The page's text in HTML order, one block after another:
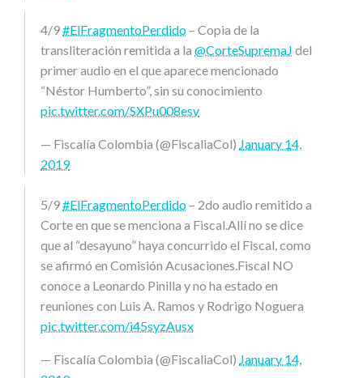
4/9#ElFragmentoPerdido – Copia de la
transliteración remitida a la @CorteSupremaJ del
primer audio en el que aparece mencionado
“Néstor Humberto”, sin su conocimiento
pic.twitter.com/SXPu008esv
— Fiscalía Colombia (@FiscaliaCol) January 14,
2019
5/9#ElFragmentoPerdido – 2do audio remitido a
Corte en que se menciona a Fiscal.Allí no se dice
que al “desayuno” haya concurrido el Fiscal, como
se afirmó en Comisión Acusaciones.Fiscal NO
conoce a Leonardo Pinilla y no ha estado en
reuniones con Luis A. Ramos y Rodrigo Noguera
pic.twitter.com/i45syzAusx
— Fiscalía Colombia (@FiscaliaCol) January 14,